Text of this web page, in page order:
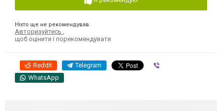
Ніхто ще не рекомендував
Авторизуйтесь
щоб оцінити і порекомендувати
Reddit Telegram
WhatsApp